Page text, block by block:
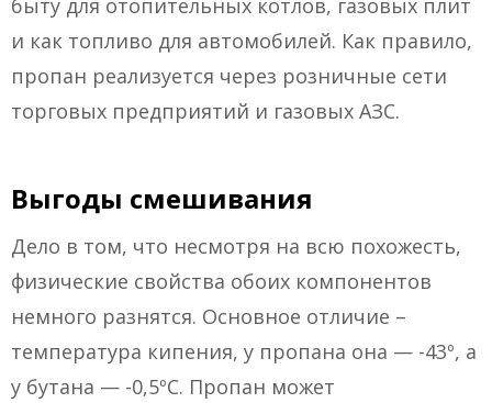
быту для отопительных котлов, газовых плит
и как топливо для автомобилей. Как правило,
пропан реализуется через розничные сети
торговых предприятий и газовых АЗС.
Выгоды смешивания
Дело в том, что несмотря на всю похожесть,
физические свойства обоих компонентов
немного разнятся. Основное отличие –
температура кипения, у пропана она — -43º, а
у бутана — -0,5ºC. Пропан может